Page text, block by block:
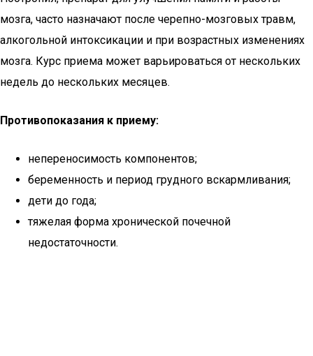
мозга, часто назначают после черепно-мозговых травм,
алкогольной интоксикации и при возрастных изменениях
мозга. Курс приема может варьироваться от нескольких
недель до нескольких месяцев.
Противопоказания к приему:
непереносимость компонентов;
беременность и период грудного вскармливания;
дети до года;
тяжелая форма хронической почечной
недостаточности.